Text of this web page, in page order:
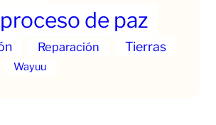
proceso de paz
Reparación
Tierras
Wayuu